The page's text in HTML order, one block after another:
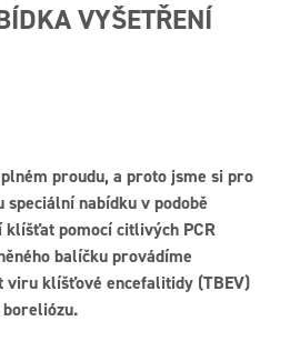
VYŠETŘENÍ
proudu, a proto jsme si pro
nabídku v podobě
pomocí citlivých PCR
balíčku provádíme
viru klíšťové encefalitidy (TBEV)